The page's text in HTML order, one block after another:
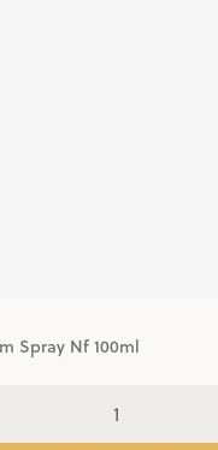
Spray Nf 100ml